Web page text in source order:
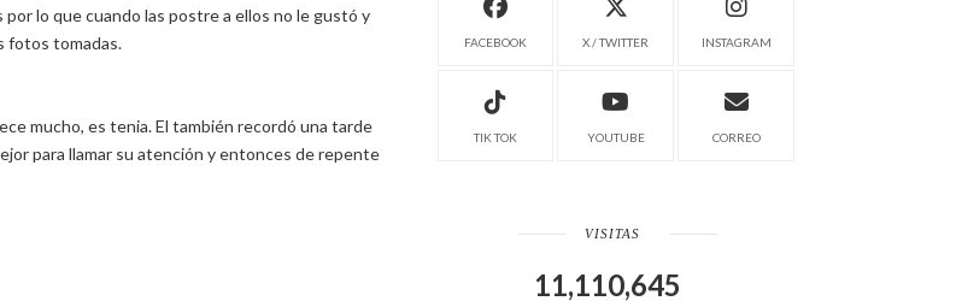
lo que cuando las postre a ellos no le gustó y
fotos tomadas.
mucho, es tenia. El también recordó una tarde
para llamar su atención y entonces de repente
FACEBOOK X / TWITTER INSTAGRAM
TIK TOK YOUTUBE CORREO
VISITAS
11,110,645